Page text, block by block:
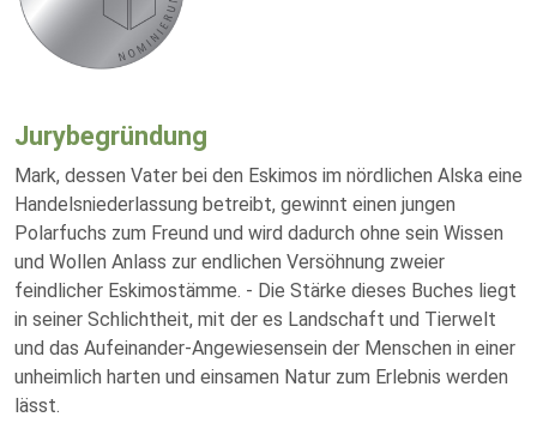
Jurybegründung
Mark, dessen Vater bei den Eskimos im nördlichen Alska eine
Handelsniederlassung betreibt, gewinnt einen jungen
Polarfuchs zum Freund und wird dadurch ohne sein Wissen
und Wollen Anlass zur endlichen Versöhnung zweier
feindlicher Eskimostämme. - Die Stärke dieses Buches liegt
in seiner Schlichtheit, mit der es Landschaft und Tierwelt
und das Aufeinander-Angewiesensein der Menschen in einer
unheimlich harten und einsamen Natur zum Erlebnis werden
lässt.